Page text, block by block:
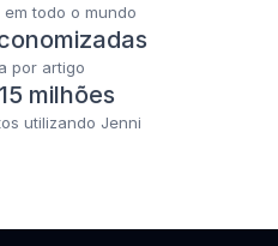
todo o mundo
por artigo
milhões
utilizando Jenni